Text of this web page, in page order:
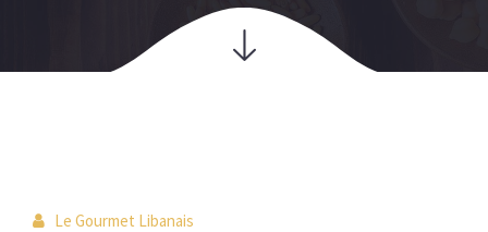
Le Gourmet Libanais